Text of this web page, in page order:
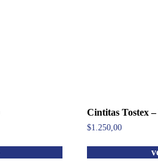
Cintitas Tostex –
$1.250,00